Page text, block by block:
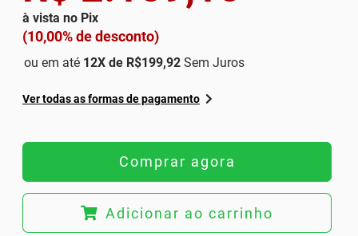
à vista no Pix
(10,00% de desconto)
ou em até 12X de R$199,92 Sem Juros
Ver todas as formas de pagamento
Comprar agora
Adicionar ao carrinho